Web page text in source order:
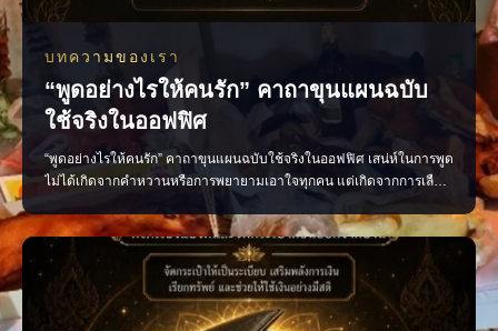
บทความของเรา
“พูดอย่างไรให้คนรัก” คาถาขุนแผนฉบับ
ใช้จริงในออฟฟิศ
“พูดอย่างไรให้คนรัก” คาถาขุนแผนฉบับใช้จริงในออฟฟิศ เสน่ห์ในการพูด
ไม่ได้เกิดจากคำหวานหรือการพยายามเอาใจทุกคน แต่เกิดจากการเลือก
ใช้คำพูดอย่างเหมาะสม น้ำเสียงนุ่มนวล และมีความจริงใจ หลักง่าย ๆ ที่
นำไปใช้ได้จริง พูดดีโดยไม่เสแสร้ง ชื่นชมอย่างจริงใจ รับฟังให้มาก และ
พูดให้พอดี เพียงเปลี่ยนวิธีสื่อสาร บรร